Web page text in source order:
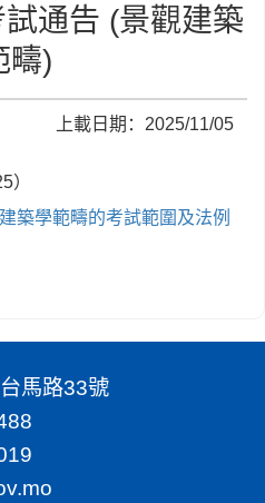
通告 (景觀建築
疇)
上載日期：2025/11/05
）
築學範疇的考試範圍及法例
馬路33號